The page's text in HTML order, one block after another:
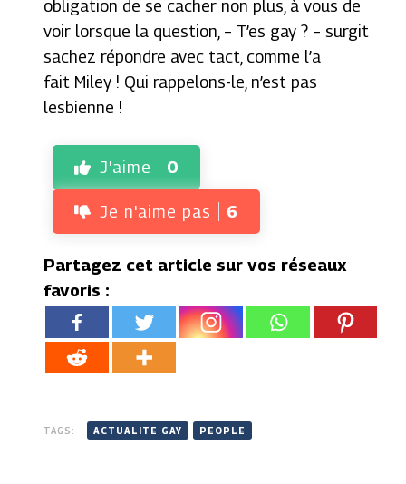
obligation de se cacher non plus, à vous de
voir lorsque la question, – T’es gay ? – surgit
sachez répondre avec tact, comme l’a
fait Miley ! Qui rappelons-le, n’est pas
lesbienne !
J'aime 0
Je n'aime pas 6
Partagez cet article sur vos réseaux
favoris :
TAGS: ACTUALITE GAY PEOPLE